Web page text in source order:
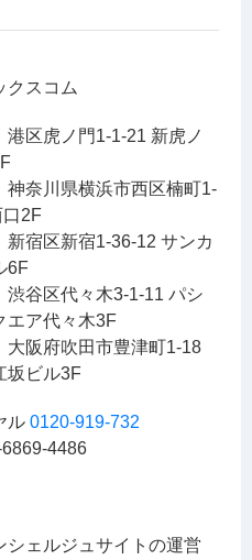
クスコム
区虎ノ門1-1-21 新虎ノ
奈川県横浜市西区楠町1-
2F
宿区新宿1-36-12 サンカ
6F
谷区代々木3-1-11 パシ
エア代々木3F
阪府吹田市豊津町1-18
坂ビル3F
ル 0120-919-732
4486
シェルジュサイトの運営